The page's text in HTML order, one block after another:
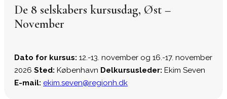
De 8 selskabers kursusdag, Øst –
November
Dato for kursus: 12.-13. november og 16.-17. november
2026 Sted: København Delkursusleder: Ekim Seven
E-mail: ekim.seven@regionh.dk